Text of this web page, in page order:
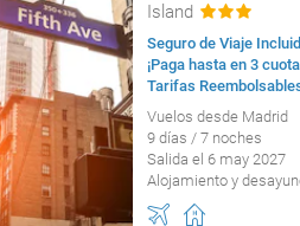
Island
Seguro de Viaje
¡Paga hasta en 3
Tarifas
Vuelos desde Madrid
9 días / 7 noches
Salida el 6 may 2027
Alojamiento y